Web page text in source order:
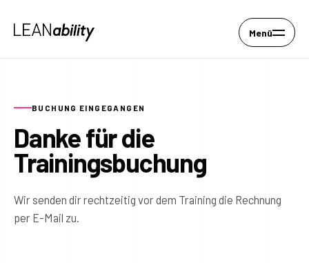
Menü
BUCHUNG EINGEGANGEN
Danke für die
Trainingsbuchung
Wir senden dir rechtzeitig vor dem Training die Rechnung
per E-Mail zu.